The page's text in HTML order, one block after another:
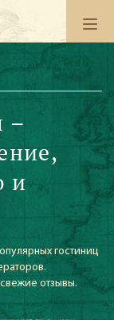
–
и
гостиниц
отзывы.